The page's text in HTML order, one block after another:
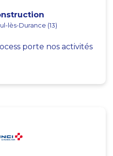
lès-Durance (13)
porte nos activités